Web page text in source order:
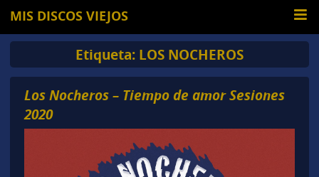
MIS DISCOS VIEJOS
Etiqueta: LOS NOCHEROS
Los Nocheros – Tiempo de amor Sesiones
2020